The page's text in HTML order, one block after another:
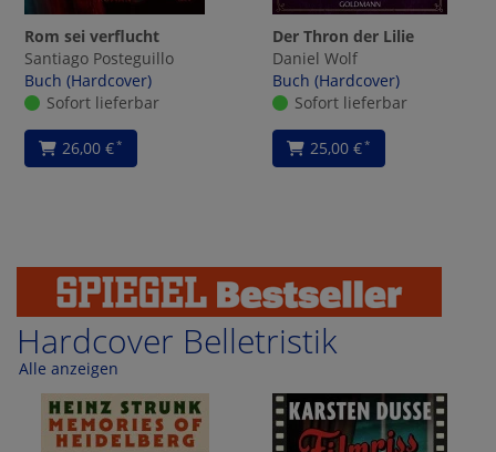
Rom sei verflucht
Santiago Posteguillo
Buch (Hardcover)
Sofort lieferbar
26,00 €*
Der Thron der Lilie
Daniel Wolf
Buch (Hardcover)
Sofort lieferbar
25,00 €*
Hardcover Belletristik
Alle anzeigen